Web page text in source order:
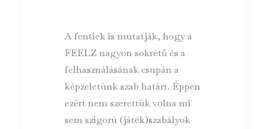
A fentiek is mutatják, hogy a
FEELZ nagyon sokrétű és a
felhasználásának csupán a
képzeletünk szab határt. Éppen
ezért nem szerettük volna mi
sem szigorú (játék)szabályok